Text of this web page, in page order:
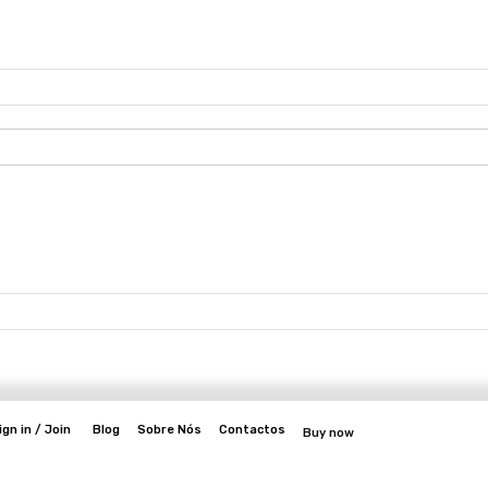
in / Join Blog Sobre Nós Contactos Buy now